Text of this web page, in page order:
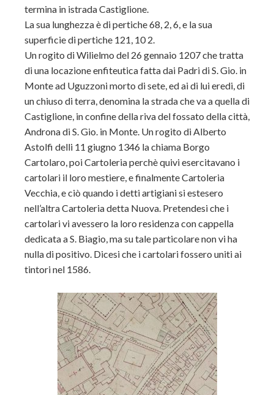
termina in istrada Castiglione.
La sua lunghezza è di pertiche 68, 2, 6, e la sua
superficie di pertiche 121, 10 2.
Un rogito di Wilielmo del 26 gennaio 1207 che tratta
di una locazione enfiteutica fatta dai Padri di S. Gio. in
Monte ad Uguzzoni morto di sete, ed ai di lui eredi, di
un chiuso di terra, denomina la strada che va a quella di
Castiglione, in confine della riva del fossato della città,
Androna di S. Gio. in Monte. Un rogito di Alberto
Astolfi delli 11 giugno 1346 la chiama Borgo
Cartolaro, poi Cartoleria perchè quivi esercitavano i
cartolari il loro mestiere, e finalmente Cartoleria
Vecchia, e ciò quando i detti artigiani si estesero
nell’altra Cartoleria detta Nuova. Pretendesi che i
cartolari vi avessero la loro residenza con cappella
dedicata a S. Biagio, ma su tale particolare non vi ha
nulla di positivo. Dicesi che i cartolari fossero uniti ai
tintori nel 1586.